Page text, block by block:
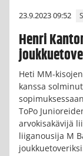
23.9.2023 09:52
Henri
Heti MM-
kanssa
ToPo
arvokisakävijä
liiganousija M